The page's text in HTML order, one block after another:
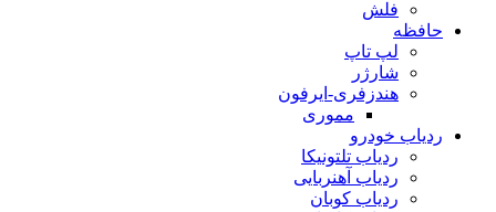
فلش
حافظه
لپ تاپ
شارژر
هندزفری-ایرفون
مموری
ردیاب خودرو
ردیاب تلتونیکا
ردیاب آهنربایی
ردیاب کوبان